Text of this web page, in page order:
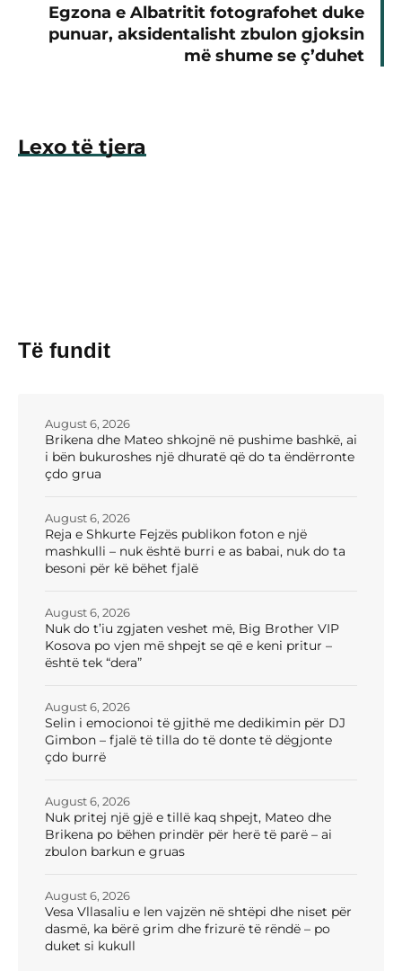
Egzona e Albatritit fotografohet duke
punuar, aksidentalisht zbulon gjoksin
më shume se ç’duhet
Lexo të tjera
Të fundit
Brikena dhe Mateo shkojnë në pushime bashkë, ai
i bën bukuroshes një dhuratë që do ta ëndërronte
çdo grua
August 6, 2026
Reja e Shkurte Fejzës publikon foton e një
mashkulli – nuk është burri e as babai, nuk do ta
besoni për kë bëhet fjalë
August 6, 2026
Nuk do t’iu zgjaten veshet më, Big Brother VIP
Kosova po vjen më shpejt se që e keni pritur –
është tek “dera”
August 6, 2026
Selin i emocionoi të gjithë me dedikimin për DJ
Gimbon – fjalë të tilla do të donte të dëgjonte
çdo burrë
August 6, 2026
Nuk pritej një gjë e tillë kaq shpejt, Mateo dhe
Brikena po bëhen prindër për herë të parë – ai
zbulon barkun e gruas
August 6, 2026
Vesa Vllasaliu e len vajzën në shtëpi dhe niset për
dasmë, ka bërë grim dhe frizurë të rëndë – po
duket si kukull
August 6, 2026